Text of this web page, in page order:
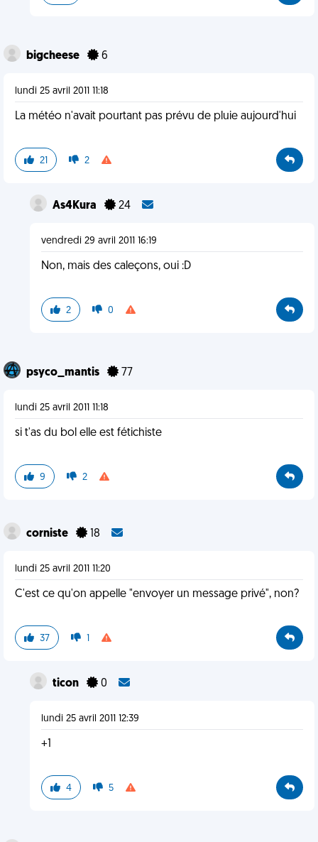
bigcheese 6
lundi 25 avril 2011 11:18
La météo n'avait pourtant pas prévu de pluie aujourd'hui
21 2
As4Kura 24
vendredi 29 avril 2011 16:19
Non, mais des caleçons, oui :D
2 0
psyco_mantis 77
lundi 25 avril 2011 11:18
si t'as du bol elle est fétichiste
9 2
corniste 18
lundi 25 avril 2011 11:20
C'est ce qu'on appelle "envoyer un message privé", non?
37 1
ticon 0
lundi 25 avril 2011 12:39
+1
4 5